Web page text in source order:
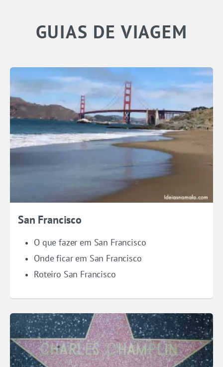
GUIAS DE VIAGEM
San Francisco
O que fazer em San Francisco
Onde ficar em San Francisco
Roteiro San Francisco